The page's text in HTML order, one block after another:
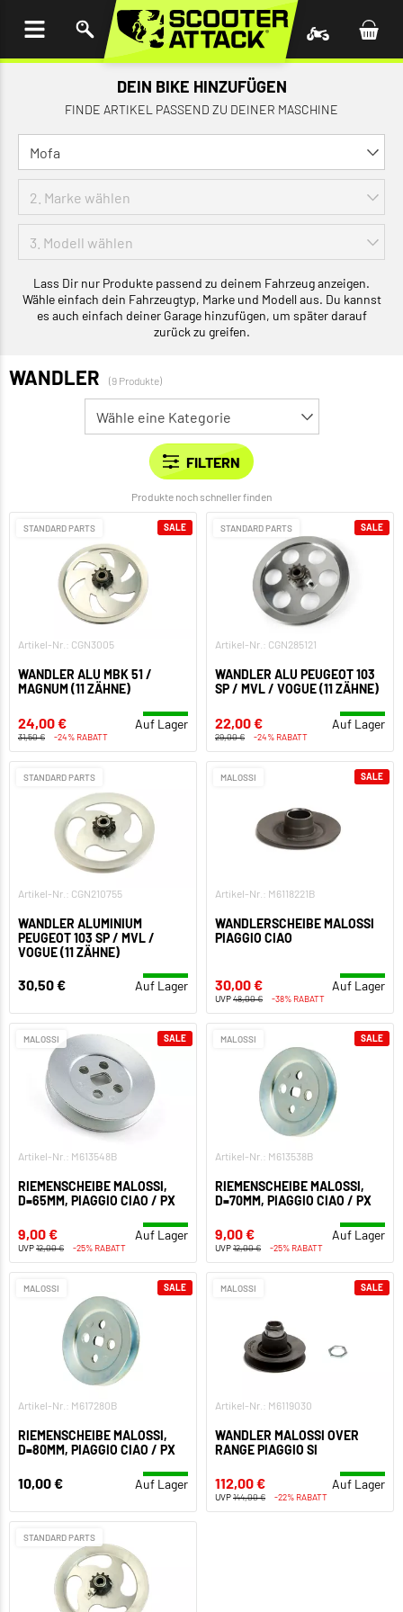
DEIN BIKE HINZUFÜGEN
FINDE ARTIKEL PASSEND ZU DEINER MASCHINE
Lass Dir nur Produkte passend zu deinem Fahrzeug anzeigen.
Wähle einfach dein Fahrzeugtyp, Marke und Modell aus. Du kannst
es auch einfach deiner Garage hinzufügen, um später darauf
zurück zu greifen.
WANDLER (9 Produkte)
Produkte noch schneller finden
STANDARD PARTS
Artikel-Nr.: CGN3005
WANDLER ALU MBK 51 /
MAGNUM (11 ZÄHNE)
24,00 € Auf Lager
31,50 € -24% RABATT
SALE STANDARD PARTS
Artikel-Nr.: CGN285121
WANDLER ALU PEUGEOT 103
SP / MVL / VOGUE (11 ZÄHNE)
22,00 € Auf Lager
29,00 € -24% RABATT
SALE
STANDARD PARTS
Artikel-Nr.: CGN210755
WANDLER ALUMINIUM
PEUGEOT 103 SP / MVL /
VOGUE (11 ZÄHNE)
30,50 € Auf Lager
MALOSSI
Artikel-Nr.: M6118221B
WANDLERSCHEIBE MALOSSI
PIAGGIO CIAO
30,00 € Auf Lager
UVP48,00 € -38% RABATT
SALE
MALOSSI
Artikel-Nr.: M613548B
RIEMENSCHEIBE MALOSSI,
D=65MM, PIAGGIO CIAO / PX
9,00 € Auf Lager
UVP12,00 € -25% RABATT
SALE MALOSSI
Artikel-Nr.: M613538B
RIEMENSCHEIBE MALOSSI,
D=70MM, PIAGGIO CIAO / PX
9,00 € Auf Lager
UVP12,00 € -25% RABATT
SALE
MALOSSI
Artikel-Nr.: M617280B
RIEMENSCHEIBE MALOSSI,
D=80MM, PIAGGIO CIAO / PX
10,00 € Auf Lager
SALE MALOSSI
Artikel-Nr.: M6119030
WANDLER MALOSSI OVER
RANGE PIAGGIO SI
112,00 € Auf Lager
UVP144,00 € -22% RABATT
SALE
STANDARD PARTS